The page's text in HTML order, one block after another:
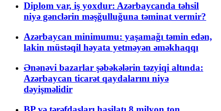
Diplom var, iş yoxdur: Azərbaycanda təhsil
niyə gənclərin məşğulluğuna təminat vermir?
Azərbaycan minimumu: yaşamağı təmin edən,
lakin müstəqil həyata yetməyən əməkhaqqı
Ənənəvi bazarlar şəbəkələrin təzyiqi altında:
Azərbaycan ticarət qaydalarını niyə
dəyişməlidir